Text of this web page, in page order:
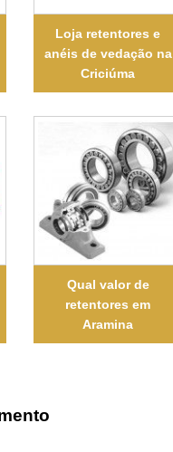
Loja retentores e
anéis de vedação na
Criciúma
Qual valor de
retentores em
Aramina